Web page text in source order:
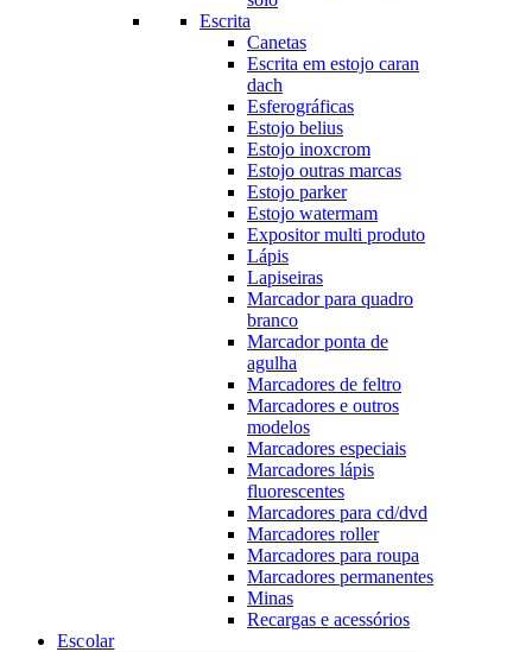
Escrita
Canetas
Escrita em estojo caran
dach
Esferográficas
Estojo belius
Estojo inoxcrom
Estojo outras marcas
Estojo parker
Estojo watermam
Expositor multi produto
Lápis
Lapiseiras
Marcador para quadro
branco
Marcador ponta de
agulha
Marcadores de feltro
Marcadores e outros
modelos
Marcadores especiais
Marcadores lápis
fluorescentes
Marcadores para cd/dvd
Marcadores roller
Marcadores para roupa
Marcadores permanentes
Minas
Recargas e acessórios
Escolar